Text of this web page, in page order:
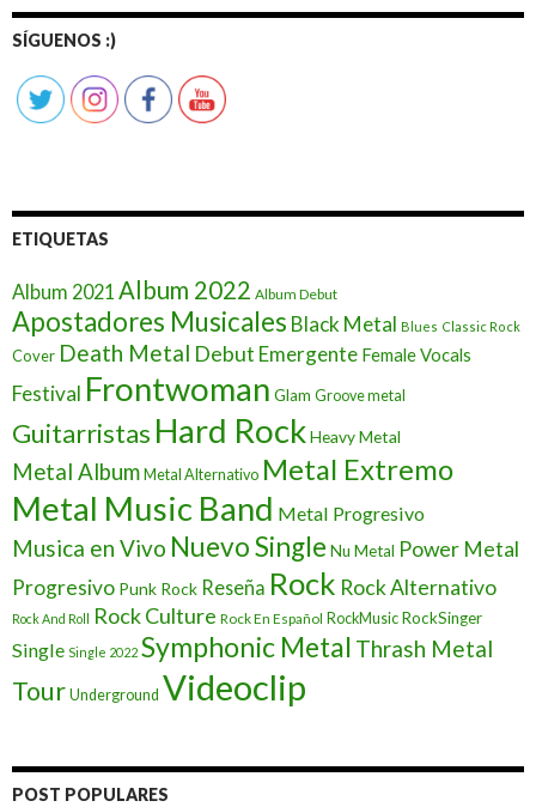
entradas
SÍGUENOS :)
ETIQUETAS
Album 2021 Album 2022 Album Debut
Apostadores Musicales Black Metal Blues Classic Rock
Cover Death Metal Debut Emergente Female Vocals
Festival Frontwoman Glam Groove metal
Guitarristas Hard RockHeavy Metal
Metal Album Metal Alternativo Metal Extremo
Metal Music Band Metal Progresivo
Musica en Vivo Nuevo Single Nu Metal Power Metal
Progresivo Punk Rock Reseña Rock Rock Alternativo
Rock And Roll Rock Culture Rock En Español RockMusic RockSinger
Single Single 2022 Symphonic Metal Thrash Metal
Tour Underground Videoclip
POST POPULARES